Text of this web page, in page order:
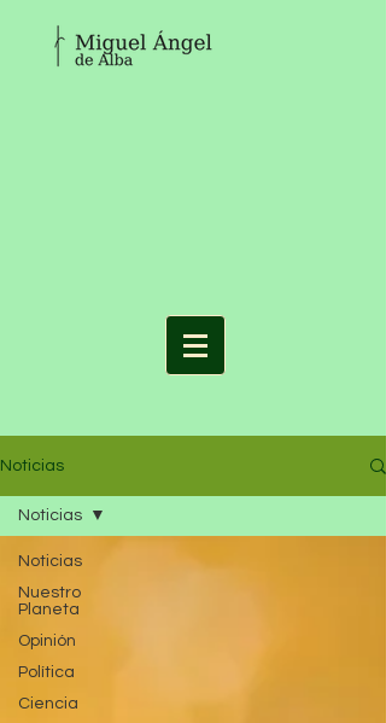
Noticias
Noticias
Nuestro
Planeta
Opinión
Política
Ciencia
Noticias